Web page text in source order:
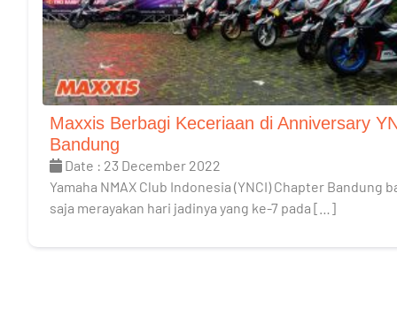
Maxxis Berbagi Keceriaan di Anniversary
Bandung
Date : 23 December 2022
Yamaha NMAX Club Indonesia (YNCI) Chapter Bandung
saja merayakan hari jadinya yang ke-7 pada […]